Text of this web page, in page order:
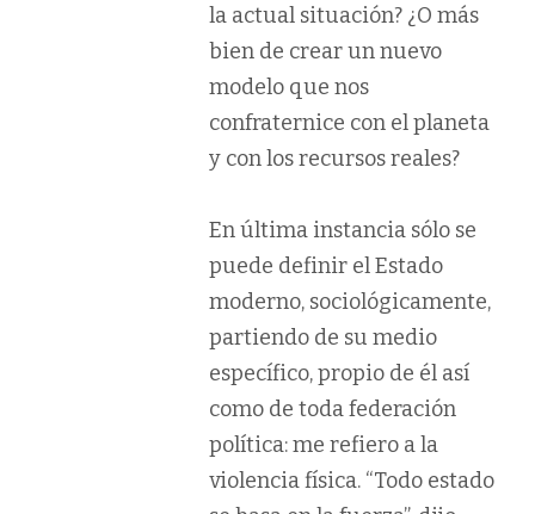
la actual situación? ¿O más
bien de crear un nuevo
modelo que nos
confraternice con el planeta
y con los recursos reales?
En última instancia sólo se
puede definir el Estado
moderno, sociológicamente,
partiendo de su medio
específico, propio de él así
como de toda federación
política: me refiero a la
violencia física. “Todo estado